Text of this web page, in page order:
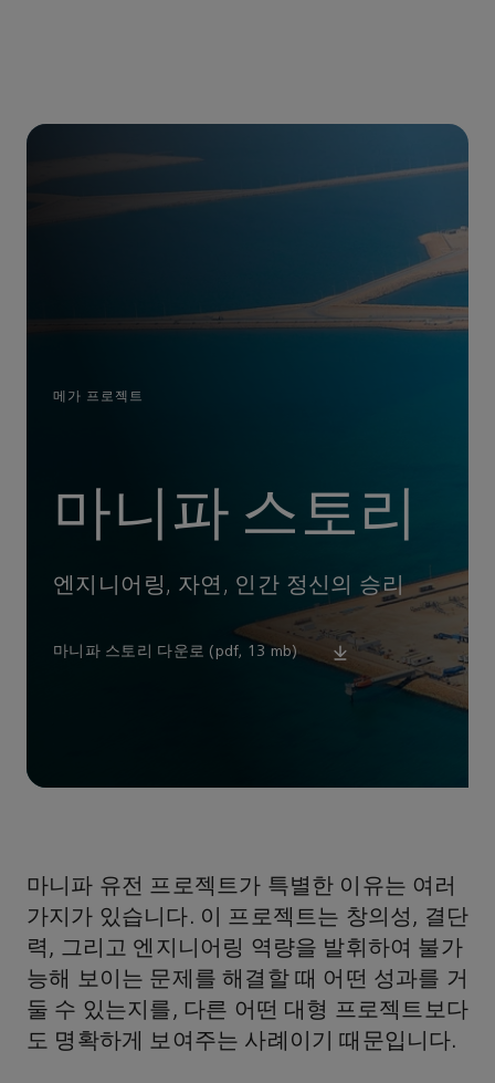
메가 프로젝트
마니파 스토리
엔지니어링, 자연, 인간 정신의 승리
마니파 스토리 다운로 (pdf, 13 mb)
마니파 유전 프로젝트가 특별한 이유는 여러
가지가 있습니다. 이 프로젝트는 창의성, 결단
력, 그리고 엔지니어링 역량을 발휘하여 불가
능해 보이는 문제를 해결할 때 어떤 성과를 거
둘 수 있는지를, 다른 어떤 대형 프로젝트보다
도 명확하게 보여주는 사례이기 때문입니다.